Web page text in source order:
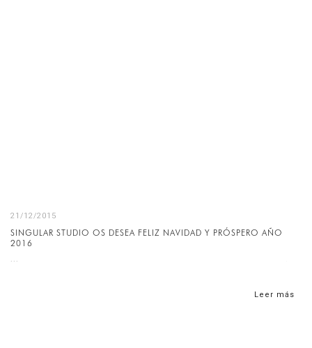
21/12/2015
SINGULAR STUDIO OS DESEA FELIZ NAVIDAD Y PRÓSPERO AÑO
2016
...
Leer más